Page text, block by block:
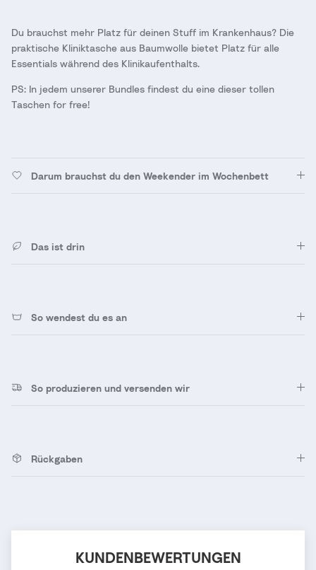
Du brauchst mehr Platz für deinen Stuff im Krankenhaus? Die
praktische Kliniktasche aus Baumwolle bietet Platz für alle
Essentials während des Klinikaufenthalts.
PS: In jedem unserer Bundles findest du eine dieser tollen
Taschen for free!
Darum brauchst du den Weekender im Wochenbett
Das ist drin
So wendest du es an
So produzieren und versenden wir
Rückgaben
KUNDENBEWERTUNGEN